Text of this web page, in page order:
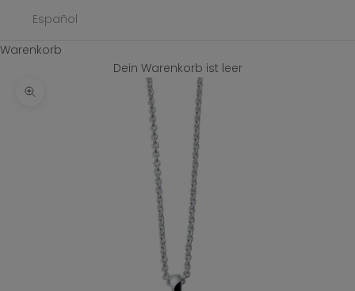
Español
Warenkorb
Dein Warenkorb ist leer
Bild vergrößern